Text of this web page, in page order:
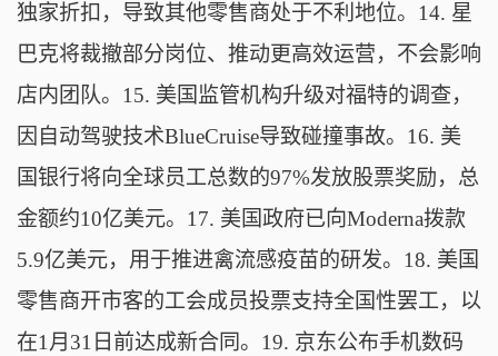
独家折扣，导致其他零售商处于不利地位。14. 星
巴克将裁撤部分岗位、推动更高效运营，不会影响
店内团队。15. 美国监管机构升级对福特的调查，
因自动驾驶技术BlueCruise导致碰撞事故。16. 美
国银行将向全球员工总数的97%发放股票奖励，总
金额约10亿美元。17. 美国政府已向Moderna拨款
5.9亿美元，用于推进禽流感疫苗的研发。18. 美国
零售商开市客的工会成员投票支持全国性罢工，以
在1月31日前达成新合同。19. 京东公布手机数码